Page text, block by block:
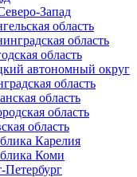
Запад
область
область
область
автономный округ
область
область
область
область
Карелия
Коми
Петербург